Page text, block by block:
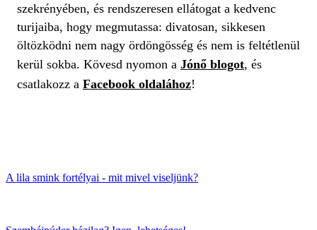
szekrényében, és rendszeresen ellátogat a kedvenc
turijaiba, hogy megmutassa: divatosan, sikkesen
öltözködni nem nagy ördöngösség és nem is feltétlenül
kerül sokba. Kövesd nyomon a Jónő blogot, és
csatlakozz a Facebook oldalához!
A lila smink fortélyai - mit mivel viseljünk?